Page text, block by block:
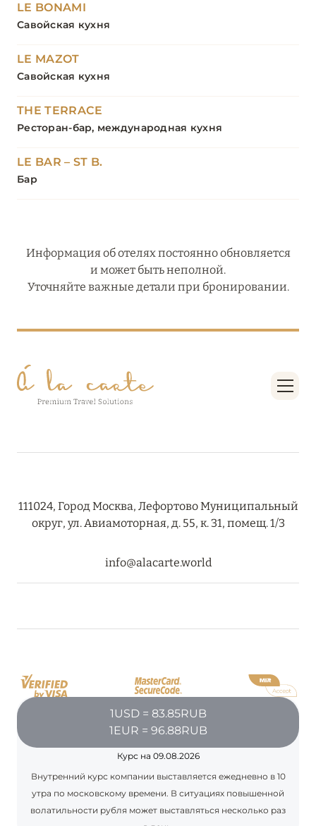
LE BONAMI
Савойская кухня
LE MAZOT
Савойская кухня
THE TERRACE
Ресторан-бар, международная кухня
LE BAR – ST B.
Бар
Информация об отелях постоянно обновляется
и может быть неполной.
Уточняйте важные детали при бронировании.
111024, Город Москва, Лефортово Муниципальный
округ, ул. Авиамоторная, д. 55, к. 31, помещ. 1/3
info@alacarte.world
1USD = 83.85RUB
1EUR = 96.88RUB
Курс на 09.08.2026
Внутренний курс компании выставляется ежедневно в 10
утра по московскому времени. В ситуациях повышенной
волатильности рубля может выставляться несколько раз